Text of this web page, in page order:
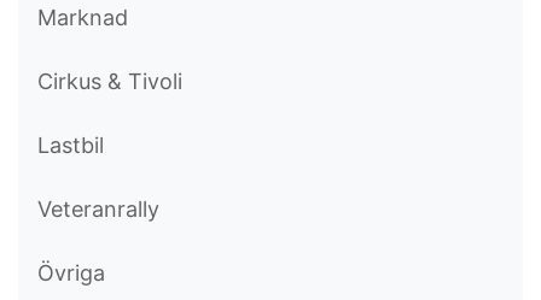
Marknad
Cirkus & Tivoli
Lastbil
Veteranrally
Övriga